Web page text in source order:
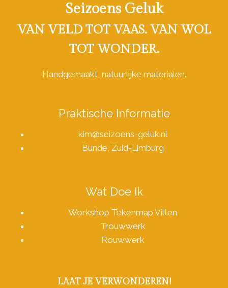
Seizoens Geluk
VAN VELD TOT VAAS. VAN WOL
TOT WONDER.
Handgemaakt, natuurlijke materialen.
Praktische Informatie
kim@seizoens-geluk.nl
Bunde, Zuid-Limburg
Wat Doe Ik
Workshop Tekenmap Vilten
Trouwwerk
Rouwwerk
LAAT JE VERWONDEREN!